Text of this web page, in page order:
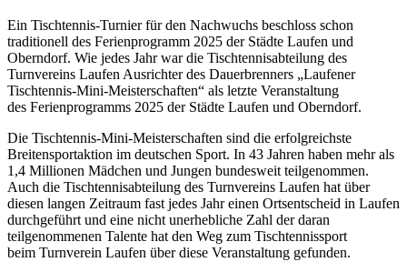
Ein Tischtennis-Turnier für den Nachwuchs beschloss schon
traditionell des Ferienprogramm 2025 der Städte Laufen und
Oberndorf. Wie jedes Jahr war die Tischtennisabteilung des
Turnvereins Laufen Ausrichter des Dauerbrenners „Laufener
Tischtennis-Mini-Meisterschaften“ als letzte Veranstaltung
des Ferienprogramms 2025 der Städte Laufen und Oberndorf.
Die Tischtennis-Mini-Meisterschaften sind die erfolgreichste
Breitensportaktion im deutschen Sport. In 43 Jahren haben mehr als
1,4 Millionen Mädchen und Jungen bundesweit teilgenommen.
Auch die Tischtennisabteilung des Turnvereins Laufen hat über
diesen langen Zeitraum fast jedes Jahr einen Ortsentscheid in Laufen
durchgeführt und eine nicht unerhebliche Zahl der daran
teilgenommenen Talente hat den Weg zum Tischtennissport
beim Turnverein Laufen über diese Veranstaltung gefunden.